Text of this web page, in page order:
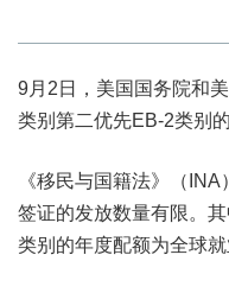
9月2日，美国国务院和
类别第二优先EB-2类别
《移民与国籍法》（
签证的发放数量有限。
类别的年度配额为全球就